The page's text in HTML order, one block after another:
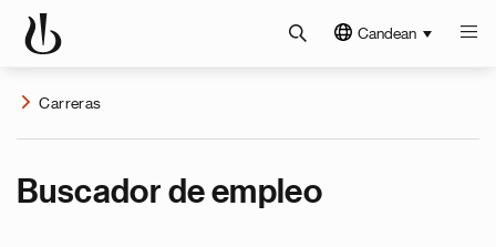
Candean
Carreras
Buscador de empleo